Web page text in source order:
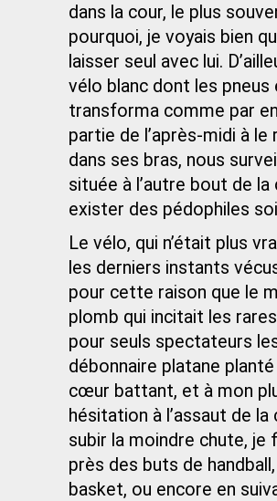
dans la cour, le plus
pourquoi, je voyais bien
laisser seul avec lui.
vélo blanc dont les
transforma comme par
partie de l’après-midi à
dans ses bras, nous
située à l’autre bout de la
exister des pédophiles
Le vélo, qui n’était plus
les derniers instants
pour cette raison que le
plomb qui incitait les
pour seuls spectateurs
débonnaire platane
cœur battant, et à mon
hésitation à l’assaut de
subir la moindre chute,
près des buts de
basket, ou encore en